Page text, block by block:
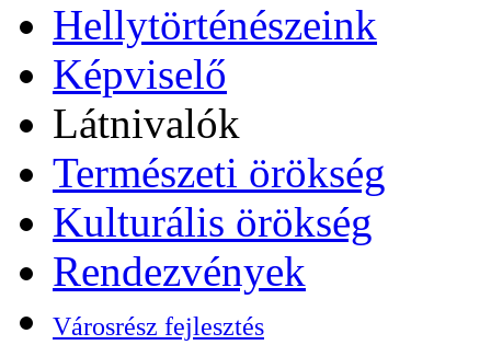
Hellytörténészeink
Képviselő
Látnivalók
Természeti örökség
Kulturális örökség
Rendezvények
Városrész fejlesztés